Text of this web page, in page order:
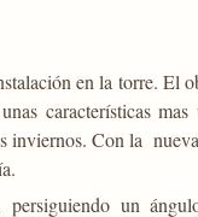
en la torre. El
características
inviernos. Con la
un